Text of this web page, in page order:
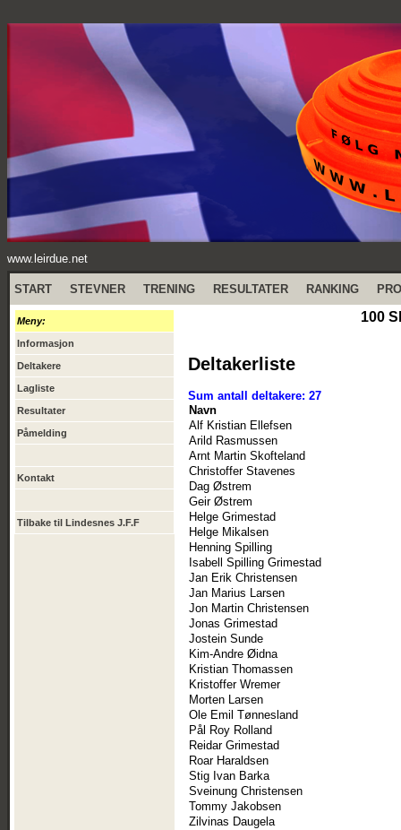
www.leirdue.net
START STEVNER TRENING RESULTATER RANKING
Meny:
Informasjon
Deltakere
Lagliste
Resultater
Påmelding
Kontakt
Tilbake til Lindesnes J.F.F
100
Deltakerliste
Sum antall deltakere: 27
Navn
Alf Kristian Ellefsen
Arild Rasmussen
Arnt Martin Skofteland
Christoffer Stavenes
Dag Østrem
Geir Østrem
Helge Grimestad
Helge Mikalsen
Henning Spilling
Isabell Spilling Grimestad
Jan Erik Christensen
Jan Marius Larsen
Jon Martin Christensen
Jonas Grimestad
Jostein Sunde
Kim-Andre Øidna
Kristian Thomassen
Kristoffer Wremer
Morten Larsen
Ole Emil Tønnesland
Pål Roy Rolland
Reidar Grimestad
Roar Haraldsen
Stig Ivan Barka
Sveinung Christensen
Tommy Jakobsen
Zilvinas Daugela